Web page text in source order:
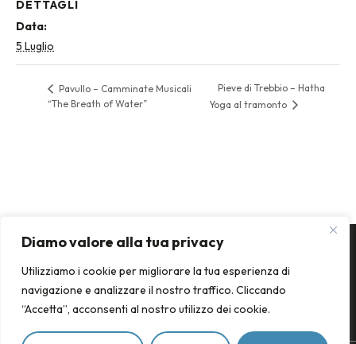
Diamo valore alla tua privacy
Utilizziamo i cookie per migliorare la tua esperienza di
navigazione e analizzare il nostro traffico. Cliccando
“Accetta”, acconsenti al nostro utilizzo dei cookie.
DETTAGLI
Data:
5 Luglio
Pavullo – Camminate Musicali
“The Breath of Water”
Pieve di Trebbio – Hatha
Yoga al tramonto